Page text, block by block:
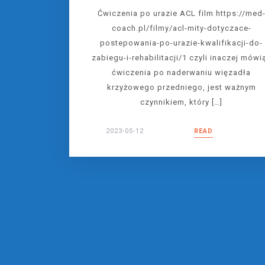
Ćwiczenia po urazie ACL film https://med-
coach.pl/filmy/acl-mity-dotyczace-
postepowania-po-urazie-kwalifikacji-do-
zabiegu-i-rehabilitacji/1 czyli inaczej
ćwiczenia po naderwaniu więzadła
krzyżowego przedniego, jest ważnym
czynnikiem, który […]
2023-05-12 READ